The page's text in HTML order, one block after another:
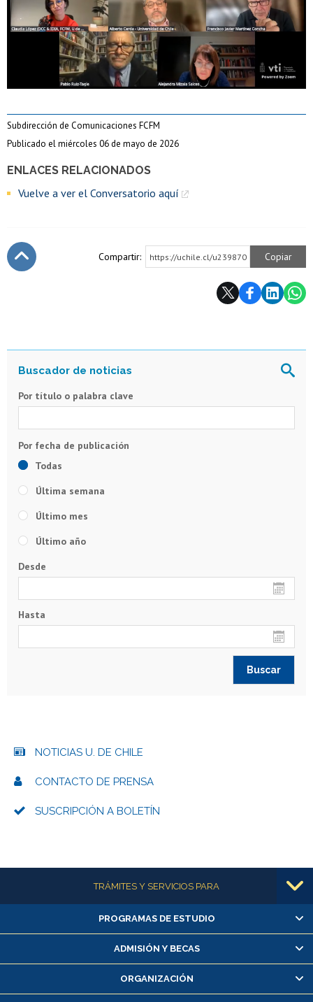
ENLACES RELACIONADOS
Vuelve a ver el Conversatorio aquí
Subdirección de Comunicaciones FCFM
Publicado el miércoles 06 de mayo de 2026
Compartir: https://uchile.cl/u239870 Copiar
Por título o palabra clave
Todas
Última semana
Último mes
Último año
Desde
Hasta
NOTICIAS U. DE CHILE
CONTACTO DE PRENSA
SUSCRIPCIÓN A BOLETÍN
Más informaciónTRÁMITES Y SERVICIOS PARA
Alumnas/os y exalumnas/os
Matrícula en línea
Inscripción y cambio de asignaturas
Consulta y certificado de notas
PROGRAMAS DE ESTUDIO
ADMISIÓN Y BECAS
ORGANIZACIÓN